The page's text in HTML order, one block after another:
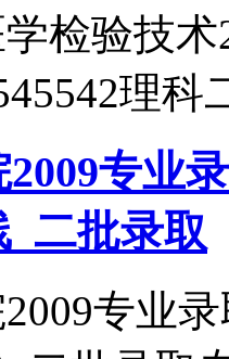
检验技术
理科
专业
二批录取
专业